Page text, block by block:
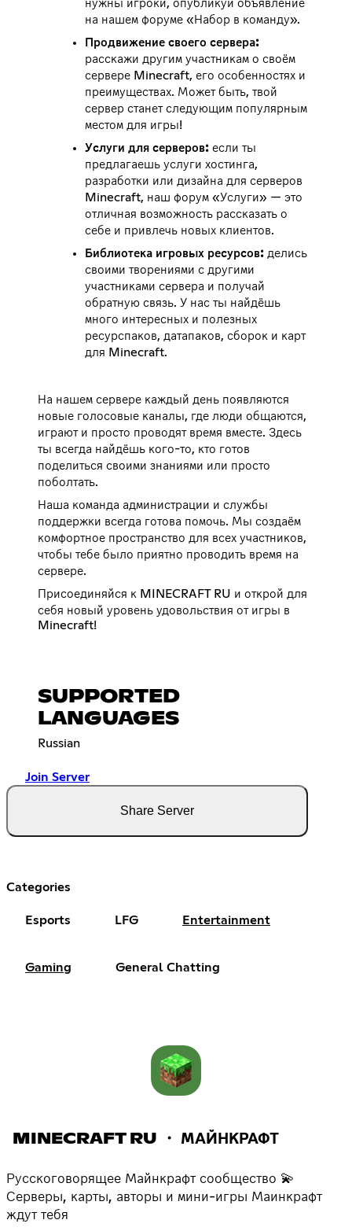
нужны игроки, опубликуй объявление
на нашем форуме «Набор в команду».
Продвижение своего сервера:
расскажи другим участникам о своём
сервере Minecraft, его особенностях и
преимуществах. Может быть, твой
сервер станет следующим популярным
местом для игры!
Услуги для серверов: если ты
предлагаешь услуги хостинга,
разработки или дизайна для серверов
Minecraft, наш форум «Услуги» — это
отличная возможность рассказать о
себе и привлечь новых клиентов.
Библиотека игровых ресурсов: делись
своими творениями с другими
участниками сервера и получай
обратную связь. У нас ты найдёшь
много интересных и полезных
ресурспаков, датапаков, сборок и карт
для Minecraft.
На нашем сервере каждый день появляются
новые голосовые каналы, где люди общаются,
играют и просто проводят время вместе. Здесь
ты всегда найдёшь кого-то, кто готов
поделиться своими знаниями или просто
поболтать.
Наша команда администрации и службы
поддержки всегда готова помочь. Мы создаём
комфортное пространство для всех участников,
чтобы тебе было приятно проводить время на
сервере.
Присоединяйся к MINECRAFT RU и открой для
себя новый уровень удовольствия от игры в
Minecraft!
SUPPORTED
LANGUAGES
Russian
Join Server
Share Server
Categories
Esports LFG Entertainment
Gaming General Chatting
MINECRAFT RU ・ МАЙНКРАФТ
Русскоговорящее Майнкрафт сообщество 💫
Серверы, карты, авторы и мини-игры Маинкрафт
ждут тебя